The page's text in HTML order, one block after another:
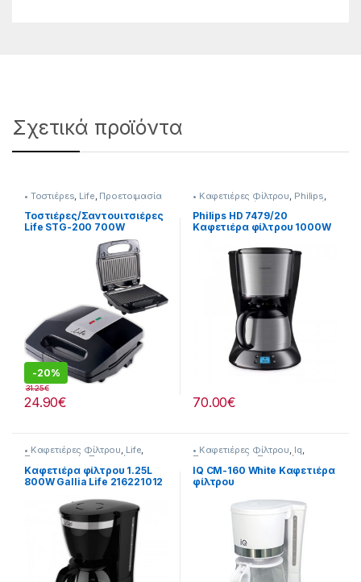
Σχετικά προϊόντα
• Τοστιέρεs Life Προετοιμασία
Πρωινού
Τοστιέρες/Σαντουιτσιέρες
Life STG-200 700W
-20%
24.90€
31.25€
• Καφετιέρες Φίλτρου Philips
Μικροσυσκευές Προετοιμασία
Πρωινού
Philips HD 7479/20
Καφετιέρα φίλτρου 1000W
70.00€
• Καφετιέρες Φίλτρου, Life,
Προετοιμασία Πρωινού
Καφετιέρα φίλτρου 1.25L
800W Gallia Life 216221012
• Καφετιέρες Φίλτρου, Iq,
Προετοιμασία Πρωινού
IQ CM-160 White Καφετιέρα
φίλτρου